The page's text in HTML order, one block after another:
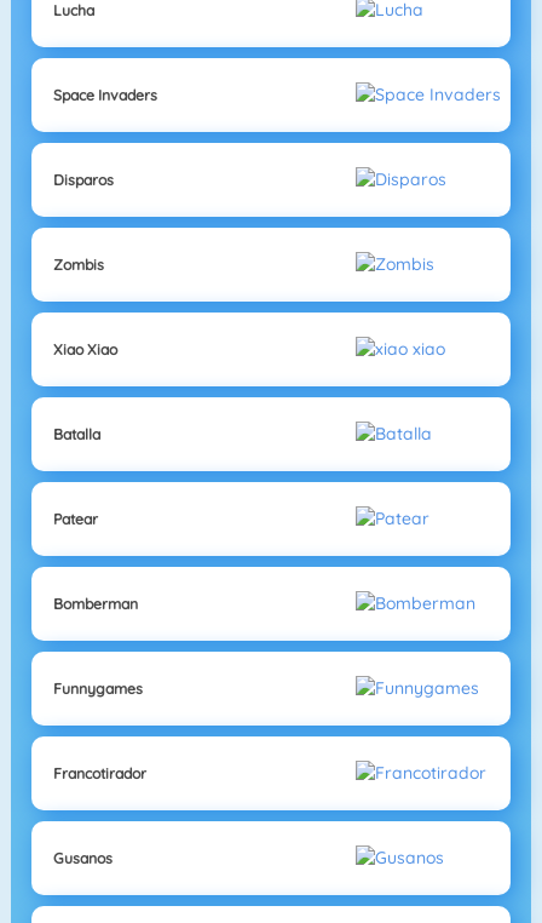
Lucha
Space Invaders
Disparos
Zombis
Xiao Xiao
Batalla
Patear
Bomberman
Funnygames
Francotirador
Gusanos